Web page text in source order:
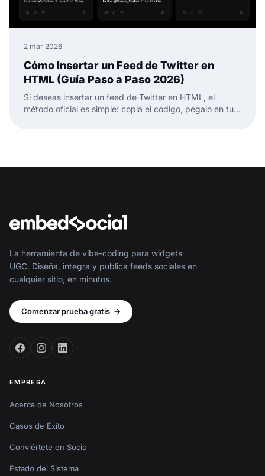
2 mar 2026
Cómo Insertar un Feed de Twitter en
HTML (Guía Paso a Paso 2026)
Si deseas insertar un feed de Twitter en HTML, el
método oficial es simple: copia el código, pégalo en tu
La herramienta de vibe-coding para widgets
UGC. Diseña, integra y publica feeds sociales en
cualquier sitio, en minutos.
Comenzar prueba gratis →
EMPRESA
Acerca de Nosotros
Casos de Éxito
Conviértete en Socio
Estado del Sistema